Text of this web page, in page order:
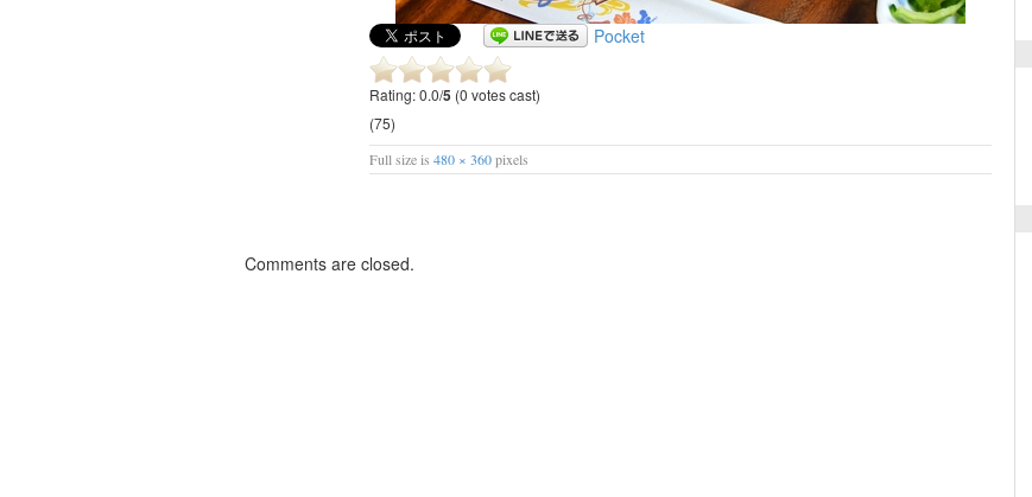
Pocket
Rating: 0.0/5 (0 votes cast)
(75)
Full size is 480 × 360pixels
Comments are closed.